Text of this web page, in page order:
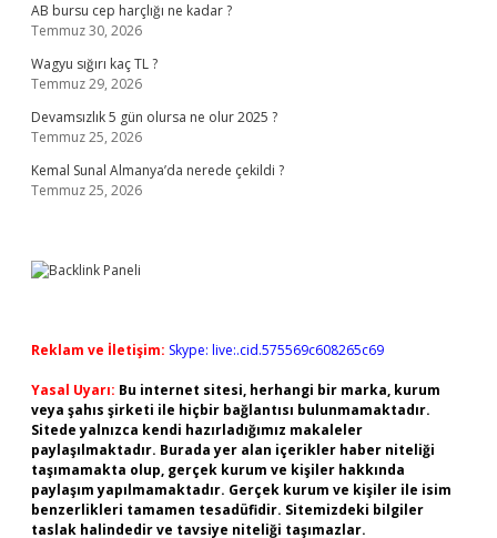
AB bursu cep harçlığı ne kadar ?
Temmuz 30, 2026
Wagyu sığırı kaç TL ?
Temmuz 29, 2026
Devamsızlık 5 gün olursa ne olur 2025 ?
Temmuz 25, 2026
Kemal Sunal Almanya’da nerede çekildi ?
Temmuz 25, 2026
Reklam ve İletişim: Skype: live:.cid.575569c608265c69
Yasal Uyarı: Bu internet sitesi, herhangi bir marka, kurum
veya şahıs şirketi ile hiçbir bağlantısı bulunmamaktadır.
Sitede yalnızca kendi hazırladığımız makaleler
paylaşılmaktadır. Burada yer alan içerikler haber niteliği
taşımamakta olup, gerçek kurum ve kişiler hakkında
paylaşım yapılmamaktadır. Gerçek kurum ve kişiler ile isim
benzerlikleri tamamen tesadüfidir. Sitemizdeki bilgiler
taslak halindedir ve tavsiye niteliği taşımazlar.